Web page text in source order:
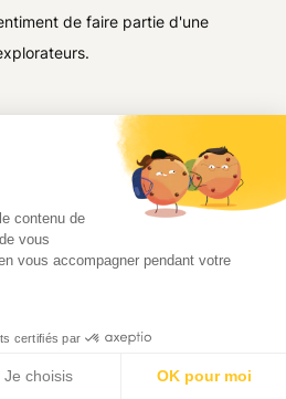
contenu de
vous
vous accompagner pendant votre
certifiés par
Je choisis OK pour moi
de faire partie d'une